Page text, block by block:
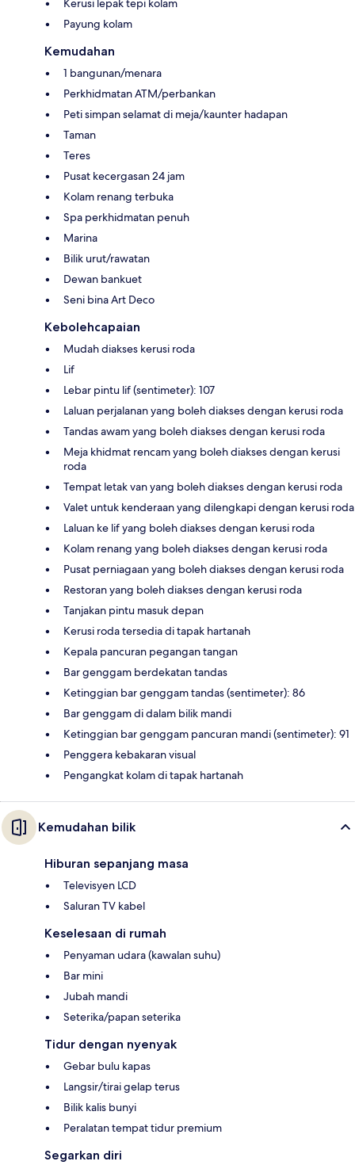
Kerusi lepak tepi kolam
Payung kolam
Kemudahan
1 bangunan/menara
Perkhidmatan ATM/perbankan
Peti simpan selamat di meja/kaunter hadapan
Taman
Teres
Pusat kecergasan 24 jam
Kolam renang terbuka
Spa perkhidmatan penuh
Marina
Bilik urut/rawatan
Dewan bankuet
Seni bina Art Deco
Kebolehcapaian
Mudah diakses kerusi roda
Lif
Lebar pintu lif (sentimeter): 107
Laluan perjalanan yang boleh diakses dengan kerusi roda
Tandas awam yang boleh diakses dengan kerusi roda
Meja khidmat rencam yang boleh diakses dengan kerusi
roda
Tempat letak van yang boleh diakses dengan kerusi roda
Valet untuk kenderaan yang dilengkapi dengan kerusi roda
Laluan ke lif yang boleh diakses dengan kerusi roda
Kolam renang yang boleh diakses dengan kerusi roda
Pusat perniagaan yang boleh diakses dengan kerusi roda
Restoran yang boleh diakses dengan kerusi roda
Tanjakan pintu masuk depan
Kerusi roda tersedia di tapak hartanah
Kepala pancuran pegangan tangan
Bar genggam berdekatan tandas
Ketinggian bar genggam tandas (sentimeter): 86
Bar genggam di dalam bilik mandi
Ketinggian bar genggam pancuran mandi (sentimeter): 91
Penggera kebakaran visual
Pengangkat kolam di tapak hartanah
Kemudahan bilik
Hiburan sepanjang masa
Televisyen LCD
Saluran TV kabel
Keselesaan di rumah
Penyaman udara (kawalan suhu)
Bar mini
Jubah mandi
Seterika/papan seterika
Tidur dengan nyenyak
Gebar bulu kapas
Langsir/tirai gelap terus
Bilik kalis bunyi
Peralatan tempat tidur premium
Segarkan diri